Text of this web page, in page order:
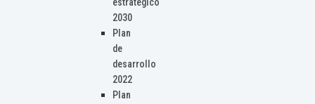
estratégico
2030
Plan
de
desarrollo
2022
Plan